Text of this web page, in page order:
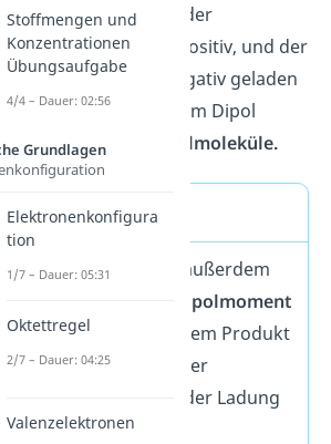
Du sagst auch, dass der
Wasserstoff partial positiv, und der
Sauerstoff partial negativ geladen
ist. Moleküle mit einem Dipol
nennst du auch
Dipolmoleküle.
Dipolmoment
Der Dipol erzeugt außerdem
Dipolmoment
(μ). Es entspricht dem Produkt
aus dem Abstand der
Ladungen (d) und der Ladung
selbst (q).
Stoffmengen und
Konzentrationen
Übungsaufgabe
4/4 – Dauer: 02:56
Grundlagen
Elektronenkonfigura
tion
1/7 – Dauer: 05:31
Oktettregel
2/7 – Dauer: 04:25
Valenzelektronen